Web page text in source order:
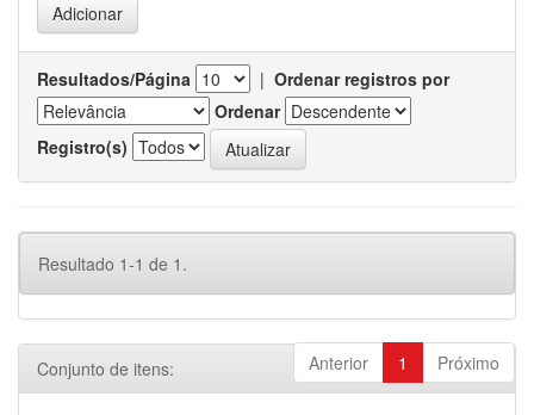
Resultados/Página | Ordenar registros por
Ordenar
Registro(s)
Resultado 1-1 de 1.
Anterior 1 Próximo
Conjunto de itens: